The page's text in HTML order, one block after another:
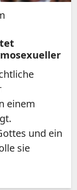
einem
und ein
sie